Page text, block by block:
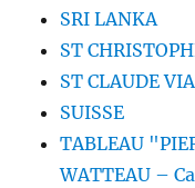
SRI LANKA
ST
ST CLAUDE
SUISSE
TABLEAU
WATTEAU –